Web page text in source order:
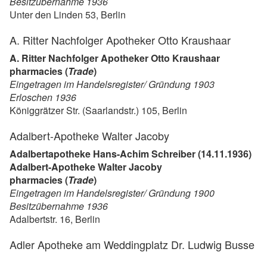
Unter den Linden 53, Berlin
A. Ritter Nachfolger Apotheker Otto Kraushaar
A. Ritter Nachfolger Apotheker Otto Kraushaar
pharmacies (Trade)
Eingetragen im Handelsregister/ Gründung 1903
Erloschen 1936
Königgrätzer Str. (Saarlandstr.) 105, Berlin
Adalbert-Apotheke Walter Jacoby
Adalbertapotheke Hans-Achim Schreiber (14.11.1936)
Adalbert-Apotheke Walter Jacoby
pharmacies (Trade)
Eingetragen im Handelsregister/ Gründung 1900
Besitzübernahme 1936
Adalbertstr. 16, Berlin
Adler Apotheke am Weddingplatz Dr. Ludwig Busse